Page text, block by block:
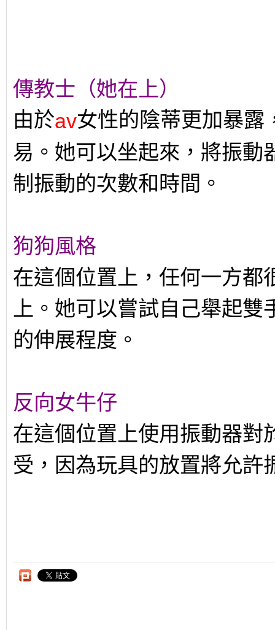
傳教士（她在上）
由於av女性的陰蒂更加暴露
易。她可以坐起來，將振動
制振動的次數和時間。
狗狗風格
在這個位置上，任何一方都
上。她可以嘗試自己舉起
的伸展程度。
反向女牛仔
在這個位置上使用振動器對
受，因為玩具的放置將允許